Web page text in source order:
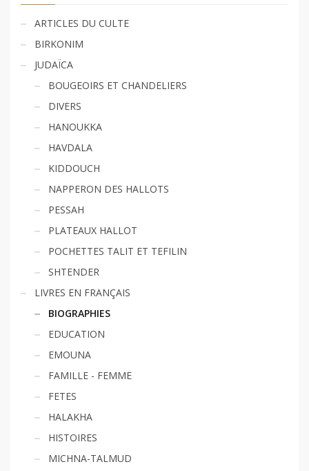
ARTICLES DU CULTE
BIRKONIM
JUDAÏCA
BOUGEOIRS ET CHANDELIERS
DIVERS
HANOUKKA
HAVDALA
KIDDOUCH
NAPPERON DES HALLOTS
PESSAH
PLATEAUX HALLOT
POCHETTES TALIT ET TEFILIN
SHTENDER
LIVRES EN FRANÇAIS
BIOGRAPHIES
EDUCATION
EMOUNA
FAMILLE - FEMME
FETES
HALAKHA
HISTOIRES
MICHNA-TALMUD